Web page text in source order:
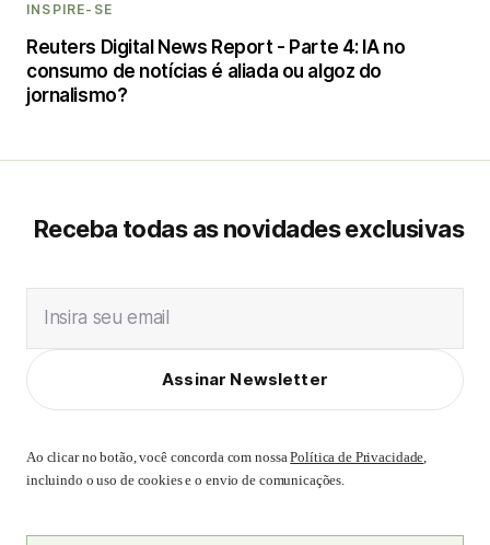
INSPIRE-SE
Reuters Digital News Report - Parte 4: IA no
consumo de notícias é aliada ou algoz do
jornalismo?
Receba todas as novidades exclusivas
Insira seu email
Assinar Newsletter
Ao clicar no botão, você concorda com nossaPolítica de Privacidade,
incluindo o uso de cookies e o envio de comunicações.